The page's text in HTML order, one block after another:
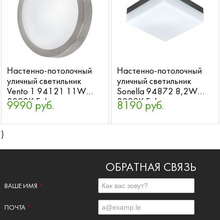
Настенно-потолочный
уличный светильник
Vento 1 94121 11W
3000K Eglo
9990 руб.
Настенно-потолочный
уличный светильник
Sonella 94872 8,2W
3000K Eglo
8190 руб.
}
ОБРАТНАЯ СВЯЗЬ
ВАШЕ ИМЯ *
ПОЧТА *